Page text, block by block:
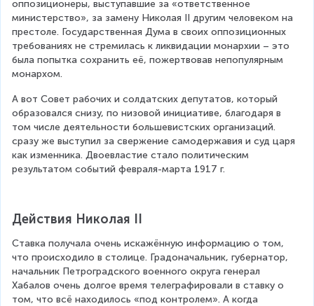
оппозиционеры, выступавшие за «ответственное
министерство», за замену Николая II другим человеком на
престоле. Государственная Дума в своих оппозиционных
требованиях не стремилась к ликвидации монархии – это
была попытка сохранить её, пожертвовав непопулярным
монархом.
А вот Совет рабочих и солдатских депутатов, который
образовался снизу, по низовой инициативе, благодаря в
том числе деятельности большевистских организаций.
сразу же выступил за свержение самодержавия и суд царя
как изменника. Двоевластие стало политическим
результатом событий февраля-марта 1917 г.
Действия Николая II
Ставка получала очень искажённую информацию о том,
что происходило в столице. Градоначальник, губернатор,
начальник Петроградского военного округа генерал
Хабалов очень долгое время телеграфировали в ставку о
том, что всё находилось «под контролем». А когда